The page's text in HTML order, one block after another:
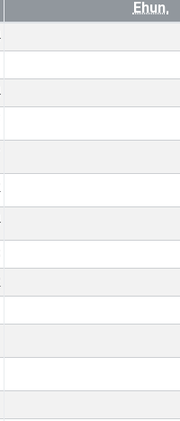
Ehun.